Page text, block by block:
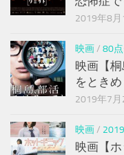
2019年8月
映画/ 80
映画【
をとき
2019年7月
映画/
映画【